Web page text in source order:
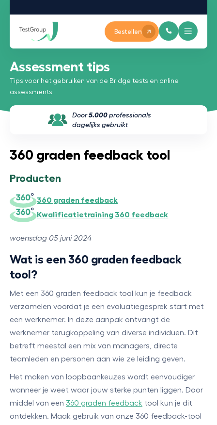
Bestellen
Assessment tips
Tips voor het gebruiken van de Bridge tests en online
assessments
Door5.000 professionals
dagelijks gebruikt
360 graden feedback tool
Producten
360 graden feedback
Kwalificatietraining 360 feedback
woensdag 05 juni 2024
Wat is een 360 graden feedback
tool?
Met een 360 graden feedback tool kun je feedback
verzamelen voordat je een evaluatiegesprek start met
een werknemer. In deze aanpak ontvangt de
werknemer terugkoppeling van diverse individuen. Dit
betreft meestal een mix van managers, directe
teamleden en personen aan wie ze leiding geven.
Het maken van loopbaankeuzes wordt eenvoudiger
wanneer je weet waar jouw sterke punten liggen. Door
middel van een 360 graden feedback tool kun je dit
ontdekken. Maak gebruik van onze 360 feedback-tool